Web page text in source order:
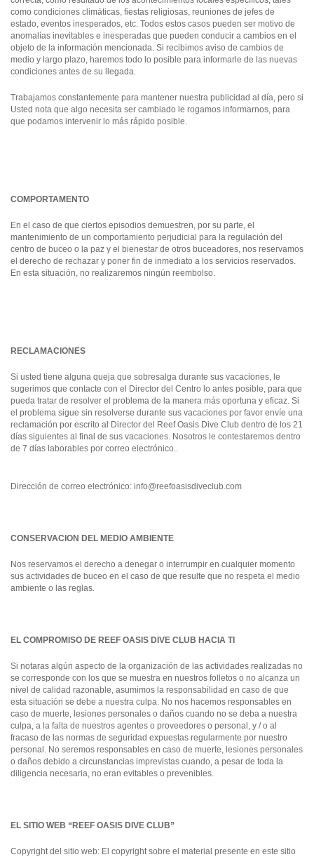
como condiciones climáticas, fiestas religiosas, reuniones de jefes de
estado, eventos inesperados, etc. Todos estos casos pueden ser motivo de
anomalías inevitables e inesperadas que pueden conducir a cambios en el
objeto de la información mencionada. Si recibimos aviso de cambios de
medio y largo plazo, haremos todo lo posible para informarle de las nuevas
condiciones antes de su llegada.
Trabajamos constantemente para mantener nuestra publicidad al día, pero si
Usted nota que algo necesita ser cambiado le rogamos informarnos, para
que podamos intervenir lo más rápido posible.
COMPORTAMENTO
En el caso de que ciertos episodios demuestren, por su parte, el
mantenimiento de un comportamiento perjudicial para la regulación del
centro de buceo o la paz y el bienestar de otros buceadores, nos reservamos
el derecho de rechazar y poner fin de inmediato a los servicios reservados.
En esta situación, no realizaremos ningún reembolso.
RECLAMACIONES
Si usted tiene alguna queja que sobresalga durante sus vacaciones, le
sugerimos que contacte con el Director del Centro lo antes posible, para que
pueda tratar de resolver el problema de la manera más oportuna y eficaz. Si
el problema sigue sin resolverse durante sus vacaciones por favor envíe una
reclamación por escrito al Director del Reef Oasis Dive Club dentro de los 21
días siguientes al final de sus vacaciones. Nosotros le contestaremos dentro
de 7 días laborables por correo electrónico..
Dirección de correo electrónico: info@reefoasisdiveclub.com
CONSERVACION DEL MEDIO AMBIENTE
Nos reservamos el derecho a denegar o interrumpir en cualquier momento
sus actividades de buceo en el caso de que resulte que no respeta el medio
ambiente o las reglas.
EL COMPROMISO DE REEF OASIS DIVE CLUB HACIA TI
Si notaras algún aspecto de la organización de las actividades realizadas no
se corresponde con los que se muestra en nuestros folletos o no alcanza un
nivel de calidad razonable, asumimos la responsabilidad en caso de que
esta situación se debe a nuestra culpa. No nos hacemos responsables en
caso de muerte, lesiones personales o daños cuando no se deba a nuestra
culpa, a la falta de nuestros agentes o proveedores o personal, y / o al
fracaso de las normas de seguridad expuestas regularmente por nuestro
personal. No seremos responsables en caso de muerte, lesiones personales
o daños debido a circunstancias imprevistas cuando, a pesar de toda la
diligencia necesaria, no eran evitables o prevenibles.
EL SITIO WEB “REEF OASIS DIVE CLUB”
Copyright del sitio web: El copyright sobre el material presente en este sitio